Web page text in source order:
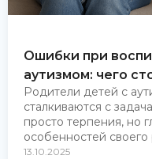
Ошибки при
аутизмом: чего
Родители детей с
сталкиваются с
просто терпения, но
особенностей
13.10.2025